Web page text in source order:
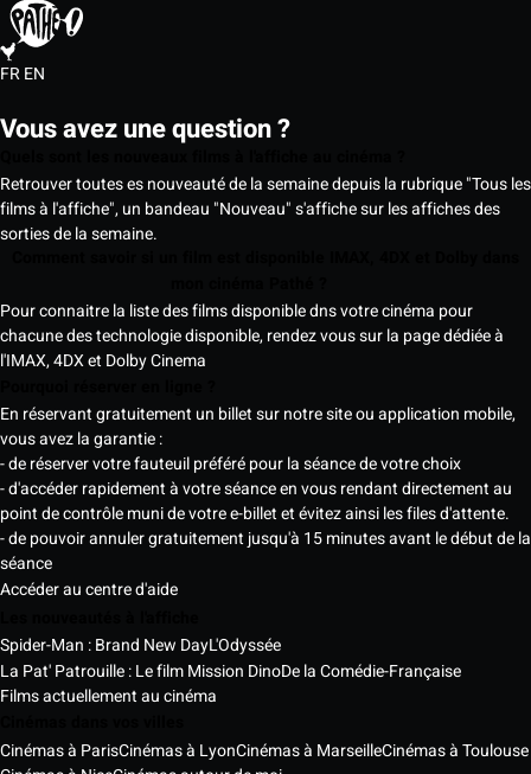
FREN
Vous avez une question ?
Retrouver toutes es nouveauté de la semaine depuis la rubrique "Tous les
films à l'affiche", un bandeau "Nouveau" s'affiche sur les affiches des
sorties de la semaine.
Pour connaitre la liste des films disponible dns votre cinéma pour
chacune des technologie disponible, rendez vous sur la page dédiée à
l'IMAX, 4DX et Dolby Cinema
En réservant gratuitement un billet sur notre site ou application mobile,
vous avez la garantie :
- de réserver votre fauteuil préféré pour la séance de votre choix
- d'accéder rapidement à votre séance en vous rendant directement au
point de contrôle muni de votre e-billet et évitez ainsi les files d'attente.
- de pouvoir annuler gratuitement jusqu'à 15 minutes avant le début de la
séance
Accéder au centre d'aide
Spider-Man : Brand New DayL'Odyssée
La Pat' Patrouille : Le film Mission DinoDe la Comédie-Française
Films actuellement au cinéma
Cinémas à ParisCinémas à LyonCinémas à MarseilleCinémas à Toulouse